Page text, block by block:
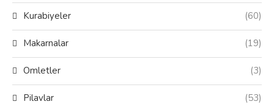
Kurabiyeler (60)
Makarnalar (19)
Omletler (3)
Pilavlar (53)